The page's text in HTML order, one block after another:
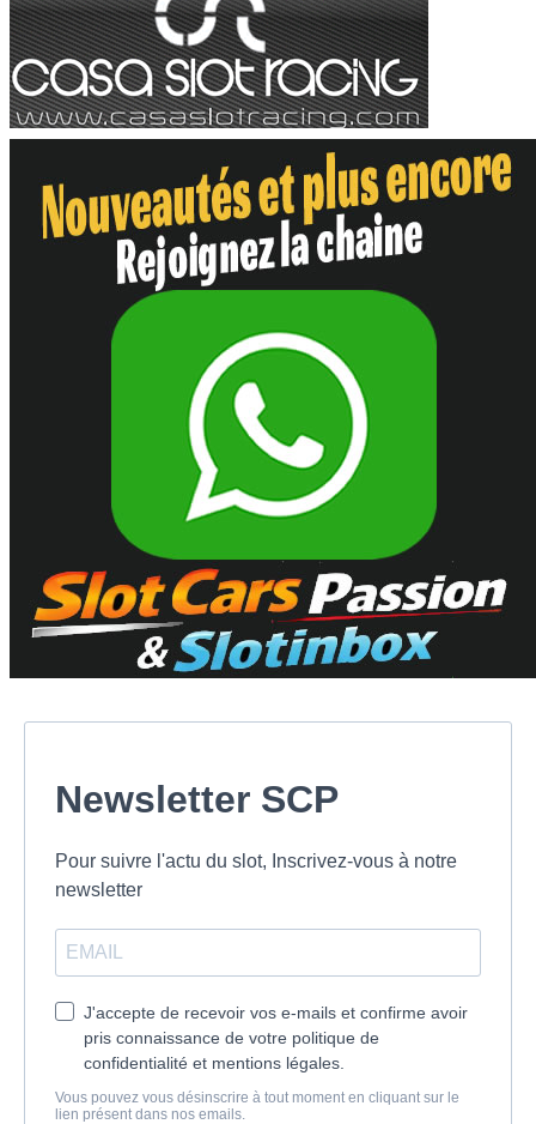
Newsletter SCP
Pour suivre l'actu du slot, Inscrivez-vous à notre
newsletter
J'accepte de recevoir vos e-mails et confirme avoir
pris connaissance de votre politique de
confidentialité et mentions légales.
Vous pouvez vous désinscrire à tout moment en cliquant sur le
lien présent dans nos emails.